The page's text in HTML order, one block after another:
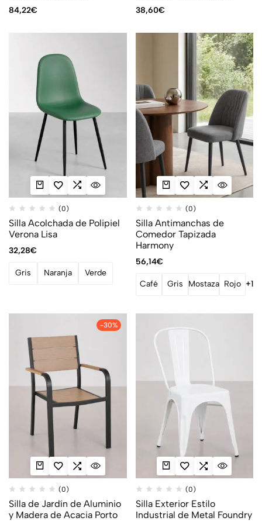
84,22€ 38,60€
(0)
Silla Acolchada de Polipiel
Verona Lisa
32,28€
Gris Naranja Verde
(0)
Silla Antimanchas de
Comedor Tapizada
Harmony
56,14€
Café Gris Mostaza Rojo +1
-30%
(0)
Silla de Jardín de Aluminio
y Madera de Acacia Porto
(0)
Silla Exterior Estilo
Industrial de Metal Foundry